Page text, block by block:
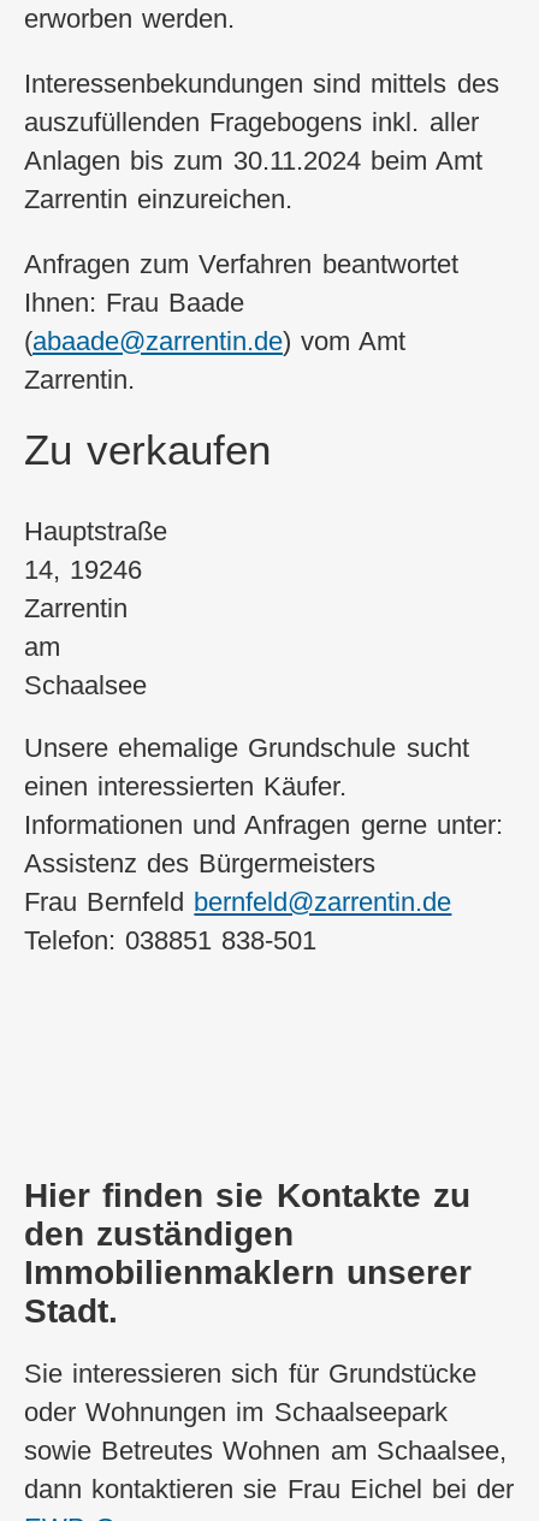
erworben werden.
Interessenbekundungen sind mittels des
auszufüllenden Fragebogens inkl. aller
Anlagen bis zum 30.11.2024 beim Amt
Zarrentin einzureichen.
Anfragen zum Verfahren beantwortet
Ihnen: Frau Baade
(abaade@zarrentin.de) vom Amt
Zarrentin.
Zu verkaufen
Hauptstraße
14, 19246
Zarrentin
am
Schaalsee
Unsere ehemalige Grundschule sucht
einen interessierten Käufer.
Informationen und Anfragen gerne unter:
Assistenz des Bürgermeisters
Frau Bernfeld bernfeld@zarrentin.de
Telefon: 038851 838-501
Hier finden sie Kontakte zu
den zuständigen
Immobilienmaklern unserer
Stadt.
Sie interessieren sich für Grundstücke
oder Wohnungen im Schaalseepark
sowie Betreutes Wohnen am Schaalsee,
dann kontaktieren sie Frau Eichel bei der